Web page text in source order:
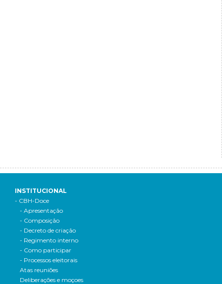
INSTITUCIONAL
- CBH-Doce
- Apresentação
- Composição
- Decreto de criação
- Regimento interno
- Como participar
- Processos eleitorais
Atas reuniões
Deliberações e moçoes